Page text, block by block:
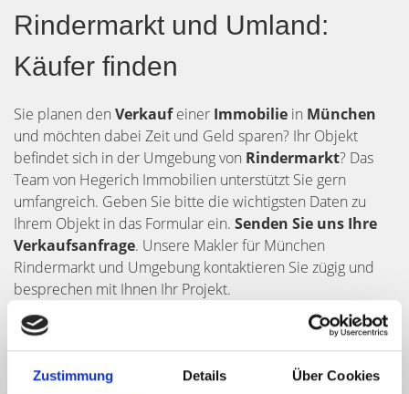
Zustimmung Details Über Cookies
Rindermarkt und Umland:
Käufer finden
Sie planen den Verkaufeiner Immobilie in München
und möchten dabei Zeit und Geld sparen? Ihr Objekt
befindet sich in der Umgebung von Rindermarkt? Das
Team von Hegerich Immobilien unterstützt Sie gern
umfangreich. Geben Sie bitte die wichtigsten Daten zu
Ihrem Objekt in das Formular ein. Senden Sie uns Ihre
Verkaufsanfrage. Unsere Makler für München
Rindermarkt und Umgebung kontaktieren Sie zügig und
besprechen mit Ihnen Ihr Projekt.